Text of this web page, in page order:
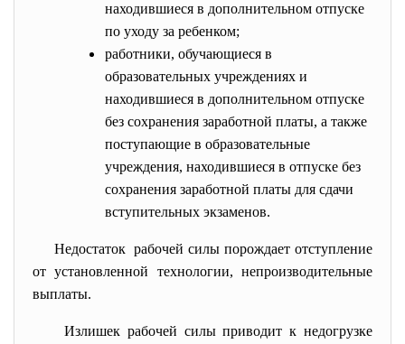
находившиеся в дополнительном отпуске
по уходу за ребенком;
работники, обучающиеся в
образовательных учреждениях и
находившиеся в дополнительном отпуске
без сохранения заработной платы, а также
поступающие в образовательные
учреждения, находившиеся в отпуске без
сохранения заработной платы для сдачи
вступительных экзаменов.
Недостаток рабочей силы порождает отступление
от установленной технологии, непроизводительные
выплаты.
Излишек рабочей силы приводит к недогрузке